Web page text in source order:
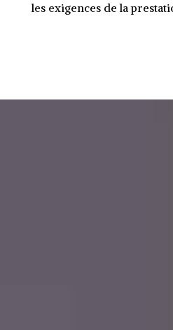
les exigences de la